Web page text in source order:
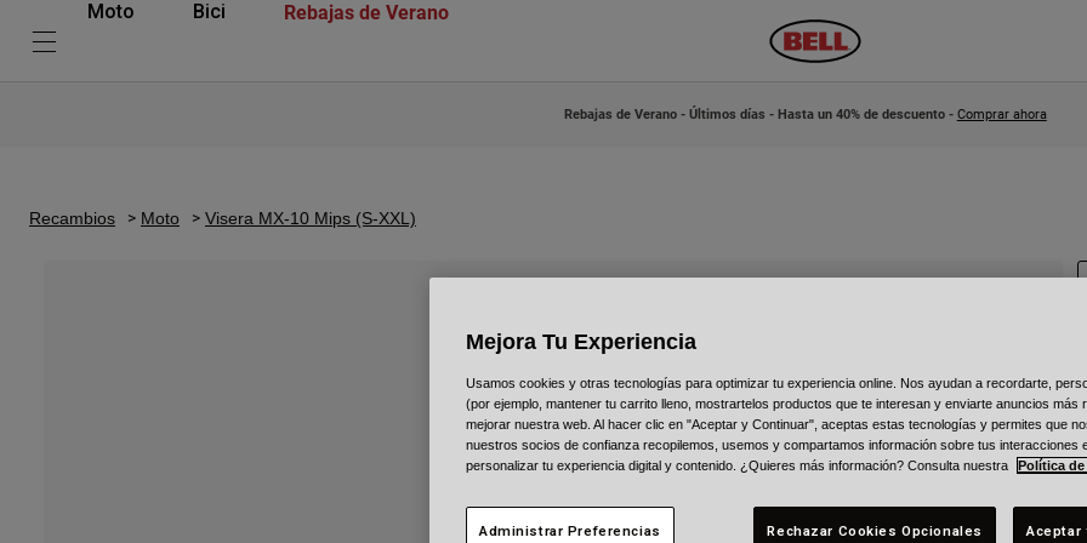
Moto Bici Rebajas de Verano
Rebajas de Verano - Últimos días - Hasta un 40% de descuento - Comprar ahora
Recambios Moto Visera MX-10 Mips (S-XXL)
Mejora Tu Experiencia
Usamos cookies y otras tecnologías para optimizar tu experiencia online. Nos ayudan a recordarte,
(por ejemplo, mantener tu carrito lleno, mostrartelos productos que te interesan y enviarte anuncios más
mejorar nuestra web. Al hacer clic en "Aceptar y Continuar", aceptas estas tecnologías y permites que
nuestros socios de confianza recopilemos, usemos y compartamos información sobre tus interacciones
personalizar tu experiencia digital y contenido. ¿Quieres más información? Consulta nuestra
Política de
Administrar Preferencias Rechazar Cookies Opcionales Aceptar